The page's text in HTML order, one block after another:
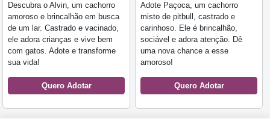
Descubra o Alvin, um cachorro
amoroso e brincalhão em busca
de um lar. Castrado e vacinado,
ele adora crianças e vive bem
com gatos. Adote e transforme
sua vida!
Quero Adotar
Adote Paçoca, um cachorro
misto de pitbull, castrado e
carinhoso. Ele é brincalhão,
sociável e adora atenção. Dê
uma nova chance a esse
amoroso!
Quero Adotar